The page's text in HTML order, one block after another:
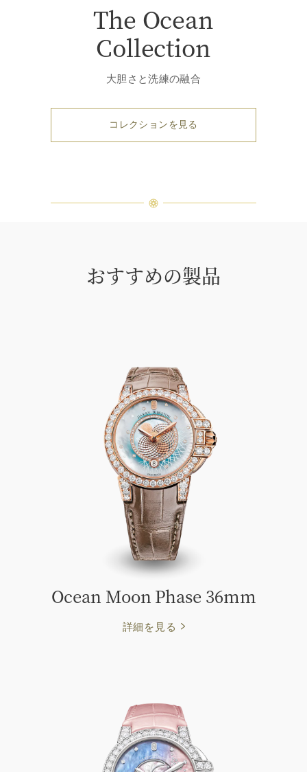
The Ocean
Collection
大胆さと洗練の融合
コレクションを見る
おすすめの製品
Ocean Moon Phase 36mm
詳細を見る